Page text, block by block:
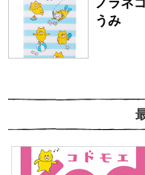
うみ